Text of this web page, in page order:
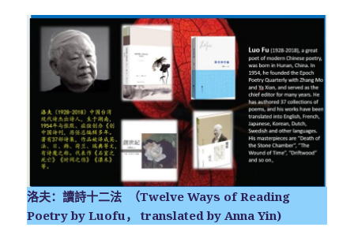
洛夫：讀詩十二法 （Twelve Ways of Reading
Poetry by Luofu， translated by Anna Yin)